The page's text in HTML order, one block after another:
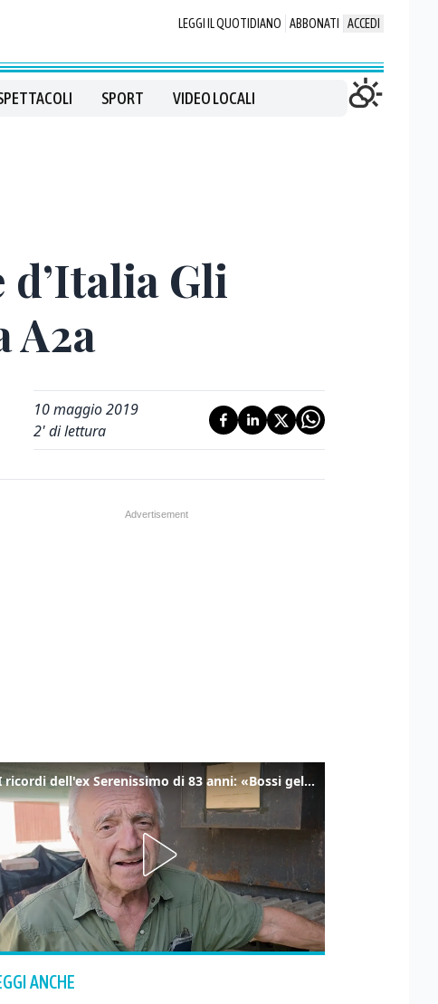
LEGGI IL QUOTIDIANO ABBONATI ACCEDI
SPORT VIDEO LOCALI
Gli
A2a
10 maggio 2019
2' di lettura
I ricordi dell'ex Serenissimo di 83 anni: «Bossi geloso di noi, in carcere mi cantavano l’inno di San Marco»
ANCHE